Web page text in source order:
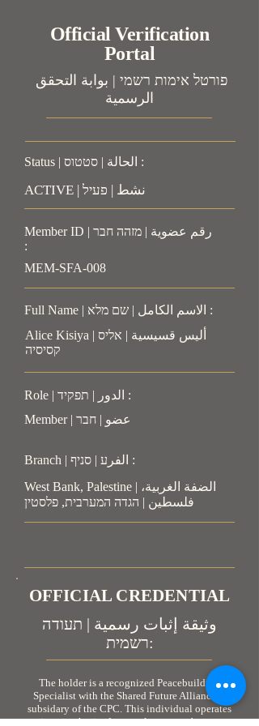
Official Verification
Portal
الرسمية
Status | الحالة | סטטוס :
ACTIVE | نشط | פעיל
Member ID | رقم عضوية | מזהה חבר
:
MEM-SFA-008
Full Name | الاسم الكامل | שם מלא :
Alice Kisiya | أليس قسيسية | אליס
קסיסיה
Role | الدور | תפקיד :
Member | عضو | חבר
Branch | الفرע | סניף :
West Bank, Palestine | الضفة الغربية،
فلسطين | הגדה המערבית, פלסטין
OFFICIAL CREDENTIAL
وثيقة إثبات رسمية | תעודה
רשמית:
The holder is a recognized Peacebuilding
Specialist with the Shared Future Alliance, a
subsidary of the CPC. This individual operates
in an authorized, neutral, non-combatant